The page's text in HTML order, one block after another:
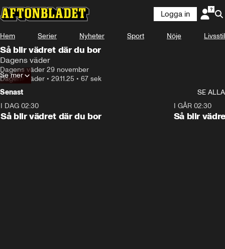
Logga in
Hem Serier Nyheter Sport Nöje Livsstil
Så blir vädret där du bor
Dagens väder
Dagens väder 29 november
Dagens väder • 29.11.25 • 67 sek
Se mer
Senast
SE ALLA
I DAG 02:30
Så blir vädret där du bor
I GÅR 02:30
Så blir